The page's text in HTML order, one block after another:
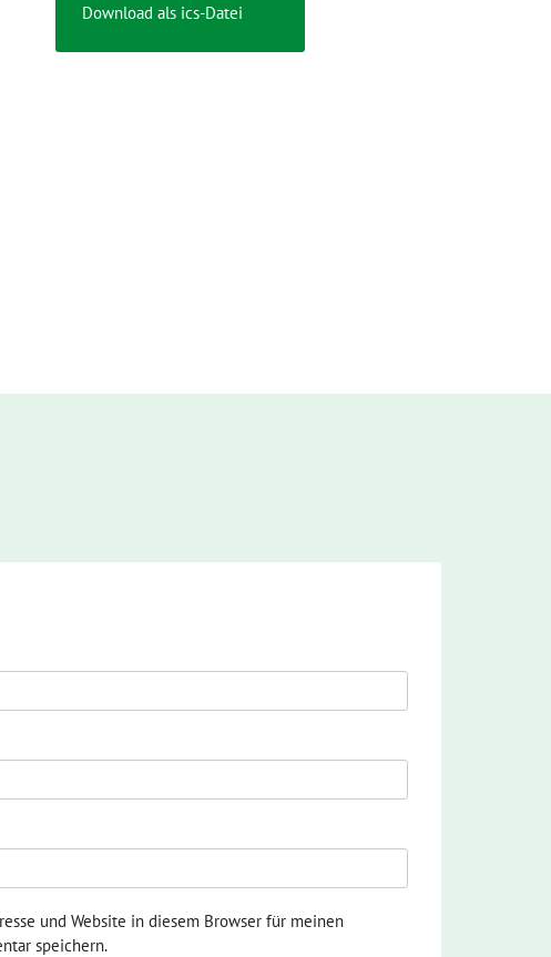
Download als ics-Datei
und Website in diesem Browser für meinen
speichern.